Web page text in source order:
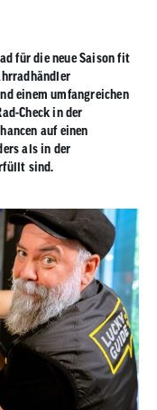
die
gelangen.
Benutzer
von
können
Touch-
und
für die neue Saison fit
einem umfangreichen
Check in der
auf einen
als in der
sind.